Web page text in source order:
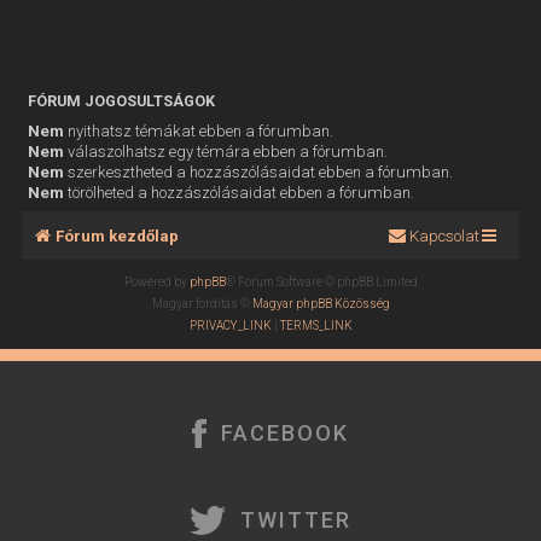
FÓRUM JOGOSULTSÁGOK
Nem nyithatsz témákat ebben a fórumban.
Nem válaszolhatsz egy témára ebben a fórumban.
Nem szerkesztheted a hozzászólásaidat ebben a fórumban.
Nem törölheted a hozzászólásaidat ebben a fórumban.
Fórum kezdőlap Kapcsolat
Powered by phpBB® Forum Software © phpBB Limited
Magyar fordítás © Magyar phpBB Közösség
PRIVACY_LINK |TERMS_LINK
FACEBOOK
TWITTER